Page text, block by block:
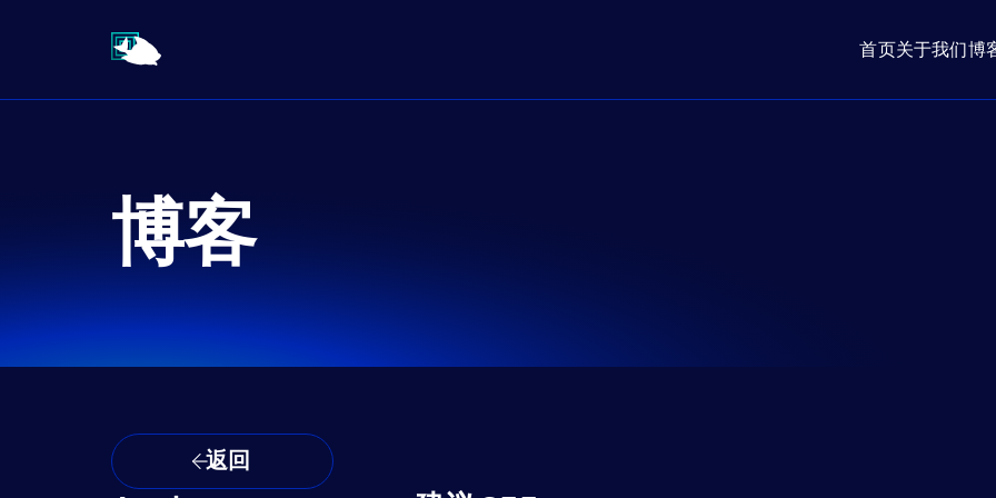
首页关于我们博
博客
返回